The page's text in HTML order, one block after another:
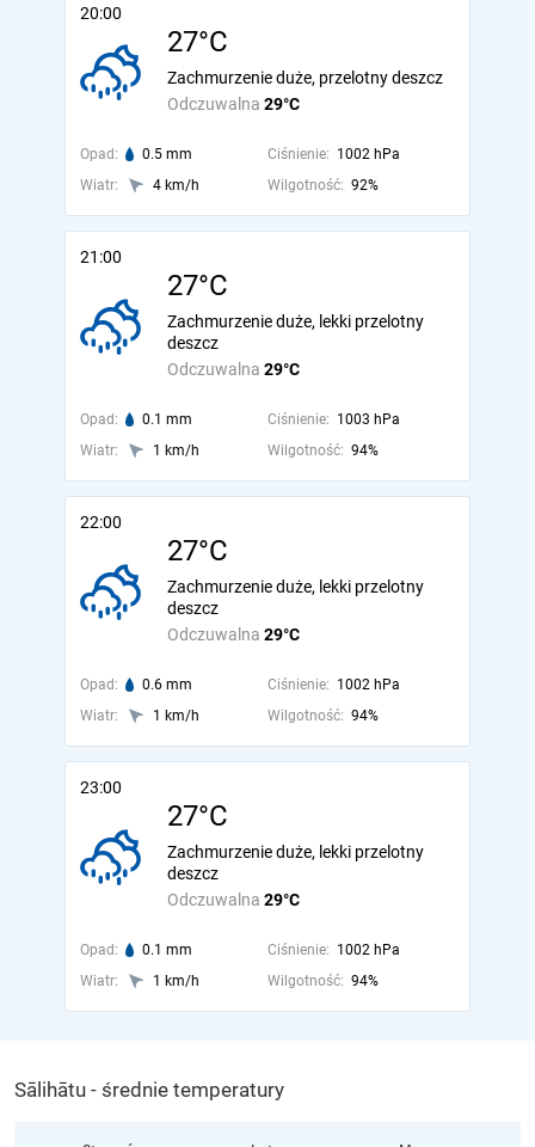
20:00
27°C
Odczuwalna 29°C
Zachmurzenie duże, przelotny deszcz
Opad: 0.5 mm Ciśnienie: 1002 hPa
Wiatr:
4 km/h Wilgotność: 92%
21:00
27°C
Odczuwalna 29°C
Zachmurzenie duże, lekki przelotny
deszcz
Opad: 0.1 mm Ciśnienie: 1003 hPa
Wiatr:
1 km/h Wilgotność: 94%
22:00
27°C
Odczuwalna 29°C
Zachmurzenie duże, lekki przelotny
deszcz
Opad: 0.6 mm Ciśnienie: 1002 hPa
Wiatr:
1 km/h Wilgotność: 94%
23:00
27°C
Odczuwalna 29°C
Zachmurzenie duże, lekki przelotny
deszcz
Opad: 0.1 mm Ciśnienie: 1002 hPa
Wiatr:
1 km/h Wilgotność: 94%
Sālihātu - średnie temperatury